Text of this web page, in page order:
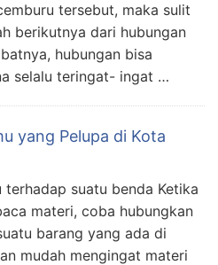
tersebut, maka sulit
berikutnya dari hubungan
hubungan bisa
selalu teringat- ingat …
yang Pelupa di Kota
suatu benda Ketika
materi, coba hubungkan
barang yang ada di
mudah mengingat materi